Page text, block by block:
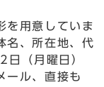
を用意していま
名、所在地、代
（月曜日）
ール、直接も